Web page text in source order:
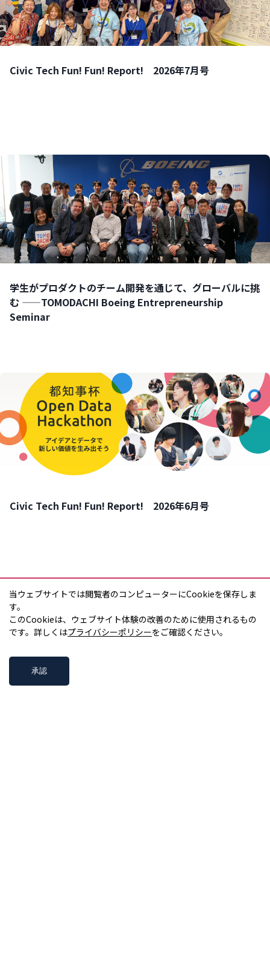
Civic Tech Fun! Fun! Report! 2026年7月号
学生がプロダクトのチーム開発を通じて、グローバルに挑
む ——TOMODACHI Boeing Entrepreneurship
Seminar
Civic Tech Fun! Fun! Report! 2026年6月号
ともに考え、
ともにつくる。
当ウェブサイトでは閲覧者のコンピューターにCookieを保存しま
す。
このCookieは、ウェブサイト体験の改善のために使用されるもの
です。詳しくはプライバシーポリシーをご確認ください。
承認